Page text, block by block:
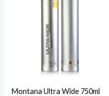
Montana Ultra Wide 750ml